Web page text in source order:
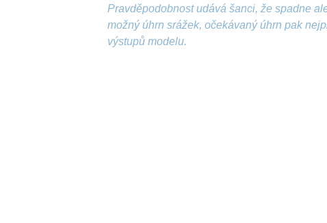
Pravděpodobnost udává šanci, že spadne
možný úhrn srážek, očekávaný úhrn pak
výstupů modelu.